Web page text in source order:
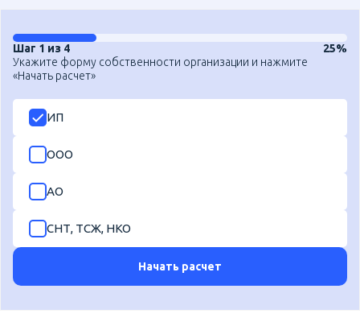
Шаг 1 из 4
25%
Укажите форму собственности организации и нажмите
«Начать расчет»
ИП
ООО
АО
СНТ, ТСЖ, НКО
Начать расчет